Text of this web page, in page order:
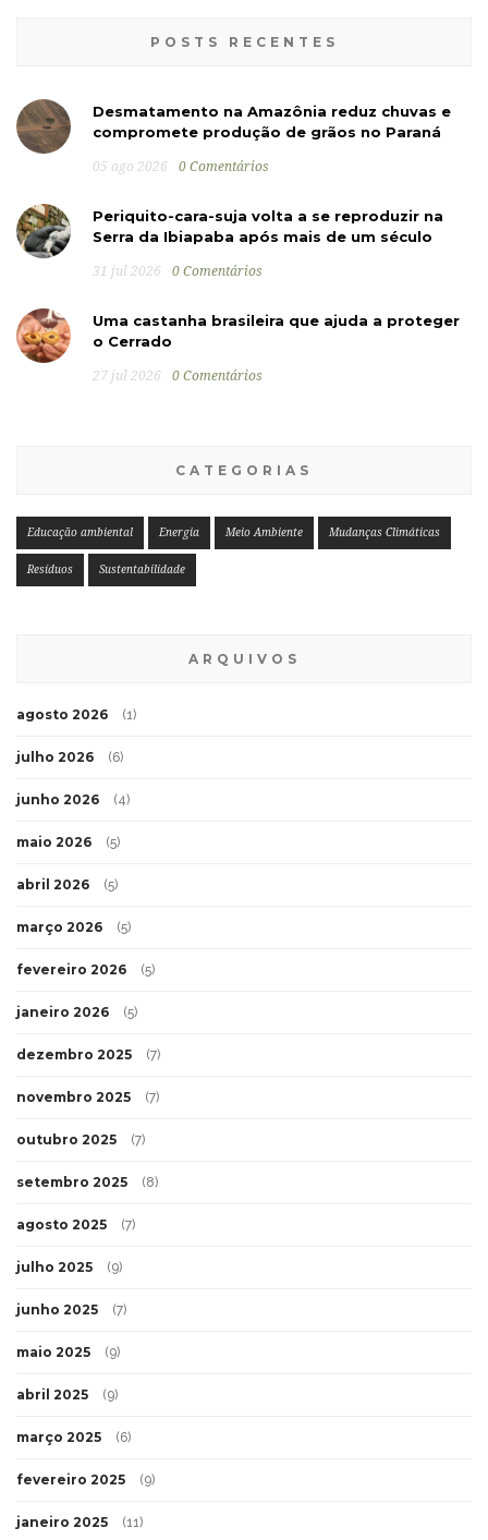
POSTS RECENTES
Desmatamento na Amazônia reduz chuvas e
compromete produção de grãos no Paraná
05 ago 2026 0 Comentários
Periquito-cara-suja volta a se reproduzir na
Serra da Ibiapaba após mais de um século
31 jul 2026 0 Comentários
Uma castanha brasileira que ajuda a proteger
o Cerrado
27 jul 2026 0 Comentários
CATEGORIAS
Educação ambiental Energia Meio Ambiente Mudanças Climáticas
Resíduos Sustentabilidade
ARQUIVOS
agosto 2026 (1)
julho 2026 (6)
junho 2026 (4)
maio 2026 (5)
abril 2026 (5)
março 2026 (5)
fevereiro 2026 (5)
janeiro 2026 (5)
dezembro 2025 (7)
novembro 2025 (7)
outubro 2025 (7)
setembro 2025 (8)
agosto 2025 (7)
julho 2025 (9)
junho 2025 (7)
maio 2025 (9)
abril 2025 (9)
março 2025 (6)
fevereiro 2025 (9)
janeiro 2025 (11)